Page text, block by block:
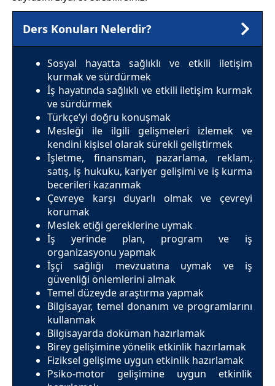
Ders Konuları Nelerdir?
Sosyal hayatta sağlıklı ve etkili iletişim
kurmak ve sürdürmek
İş hayatında sağlıklı ve etkili iletişim kurmak
ve sürdürmek
Türkçe’yi doğru konuşmak
Mesleği ile ilgili gelişmeleri izlemek ve
kendini kişisel olarak sürekli geliştirmek
İşletme, finansman, pazarlama, reklam,
satış, iş hukuku, kariyer gelişimi ve iş kurma
becerileri kazanmak
Çevreye karşı duyarlı olmak ve çevreyi
korumak
Meslek etiği gereklerine uymak
İş yerinde plan, program ve iş
organizasyonu yapmak
İşçi sağlığı mevzuatına uymak ve iş
güvenliği önlemlerini almak
Temel düzeyde araştırma yapmak
Bilgisayar, temel donanım ve programlarını
kullanmak
Bilgisayarda doküman hazırlamak
Birey gelişimine yönelik etkinlik hazırlamak
Fiziksel gelişime uygun etkinlik hazırlamak
Psiko-motor gelişimine uygun etkinlik